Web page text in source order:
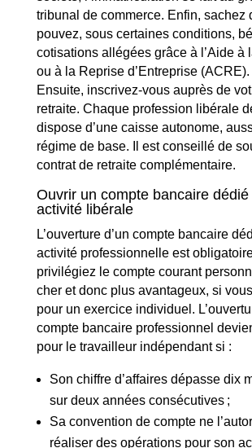
tribunal de commerce. Enfin, sachez
pouvez, sous certaines conditions,
cotisations allégées grâce à l’Aide à
ou à la Reprise d’Entreprise (ACRE).
Ensuite, inscrivez-vous auprès de
retraite. Chaque profession libérale
dispose d’une caisse autonome,
régime de base. Il est conseillé de
contrat de retraite complémentaire.
Ouvrir un compte bancaire dédié
activité libérale
L’ouverture d’un compte bancaire
activité professionnelle est
privilégiez le compte courant
cher et donc plus avantageux, si
pour un exercice individuel.
compte bancaire professionnel
pour le travailleur indépendant si :
Son chiffre d’affaires dépasse dix
sur deux années consécutives ;
Sa convention de compte ne
réaliser des opérations pour son